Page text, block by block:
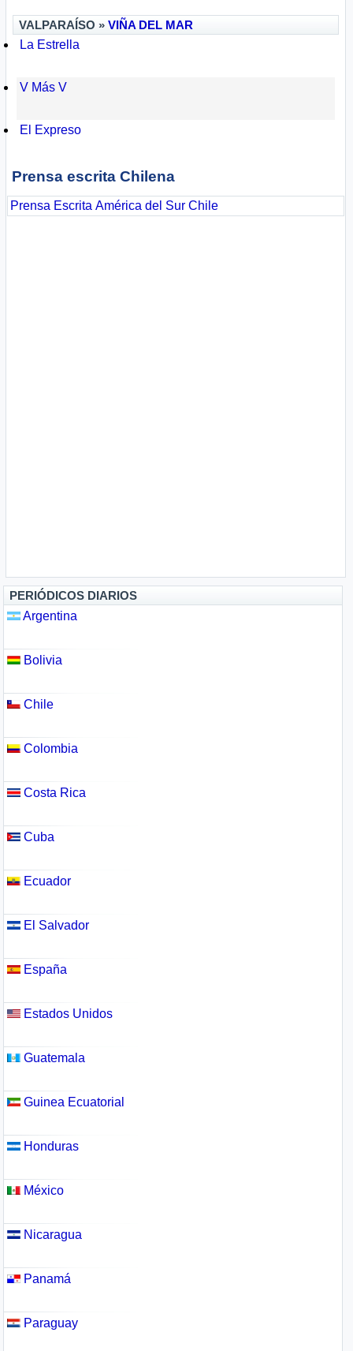
VALPARAÍSO »VIÑA DEL MAR
La Estrella
V Más V
El Expreso
Prensa escrita Chilena
Prensa Escrita América del Sur Chile
PERIÓDICOS DIARIOS
Argentina
Bolivia
Chile
Colombia
Costa Rica
Cuba
Ecuador
El Salvador
España
Estados Unidos
Guatemala
Guinea Ecuatorial
Honduras
México
Nicaragua
Panamá
Paraguay